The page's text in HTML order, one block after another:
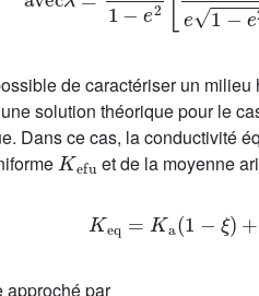
de caractériser un
solution théorique pour le
Dans ce cas, la conductivité
Kefu
et de la moyenne
K eq=Ka(1 )+ K
approché par